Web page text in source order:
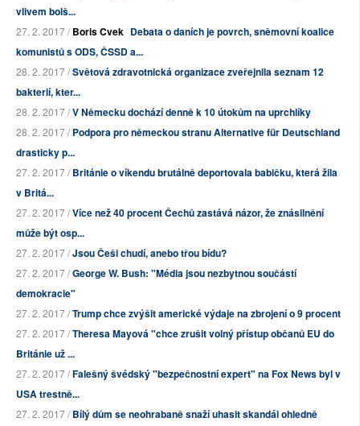
vlivem bolš...
27. 2. 2017 /Boris Cvek Debata o daních je povrch, sněmovní koalice
komunistů s ODS, ČSSD a...
28. 2. 2017 /Světová zdravotnická organizace zveřejnila seznam 12
bakterií, kter...
28. 2. 2017 /V Německu dochází denně k 10 útokům na uprchlíky
28. 2. 2017 /Podpora pro německou stranu Alternative für Deutschland
drasticky p...
27. 2. 2017 /Británie o víkendu brutálně deportovala babičku, která žila
v Britá...
27. 2. 2017 /Více než 40 procent Čechů zastává názor, že znásilnění
může být osp...
27. 2. 2017 /Jsou Češi chudí, anebo třou bídu?
27. 2. 2017 /George W. Bush: "Média jsou nezbytnou součástí
demokracie"
27. 2. 2017 /Trump chce zvýšit americké výdaje na zbrojení o 9 procent
27. 2. 2017 /Theresa Mayová "chce zrušit volný přístup občanů EU do
Británie už ...
27. 2. 2017 /Falešný švédský "bezpečnostní expert" na Fox News byl v
USA trestně...
27. 2. 2017 /Bílý dům se neohrabaně snaží uhasit skandál ohledně